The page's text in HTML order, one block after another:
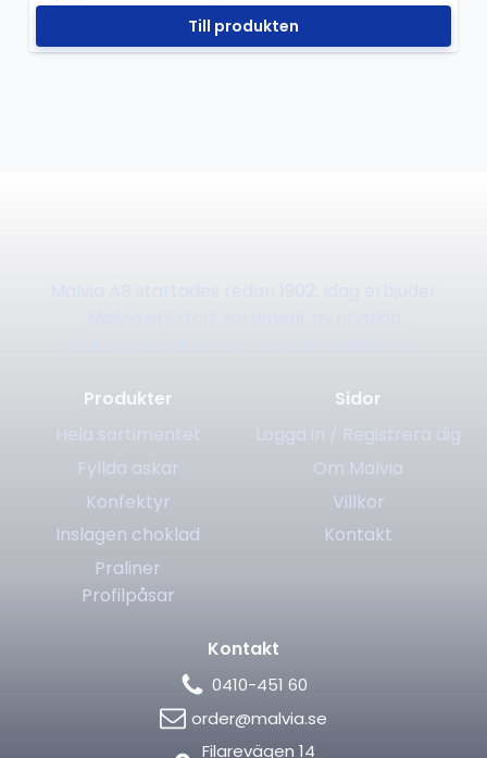
Till produkten
Produkter
Hela sortimentet
Fyllda askar
Konfektyr
Inslagen choklad
Praliner
Profilpåsar
Sidor
Logga in / Registrera dig
Om Malvia
Villkor
Kontakt
Kontakt
0410-451 60
order@malvia.se
Filarevägen 14